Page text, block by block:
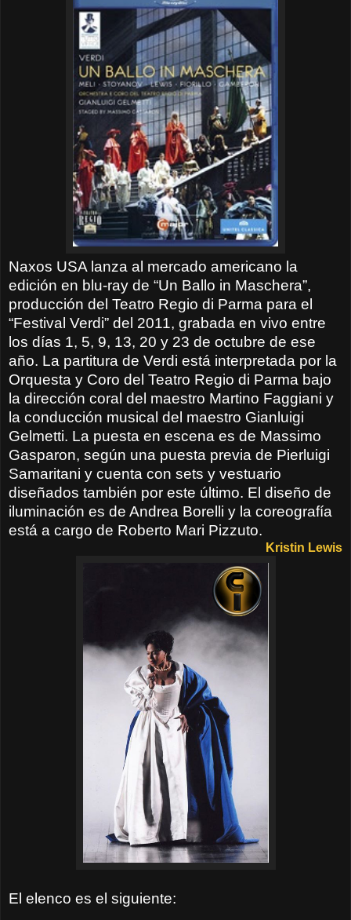
Naxos USA lanza al mercado americano la
edición en blu-ray de “Un Ballo in Maschera”,
producción del Teatro Regio di Parma para el
“Festival Verdi” del 2011, grabada en vivo entre
los días 1, 5, 9, 13, 20 y 23 de octubre de ese
año. La partitura de Verdi está interpretada por la
Orquesta y Coro del Teatro Regio di Parma bajo
la dirección coral del maestro Martino Faggiani y
la conducción musical del maestro Gianluigi
Gelmetti. La puesta en escena es de Massimo
Gasparon, según una puesta previa de Pierluigi
Samaritani y cuenta con sets y vestuario
diseñados también por este último. El diseño de
iluminación es de Andrea Borelli y la coreografía
está a cargo de Roberto Mari Pizzuto.
Kristin Lewis
El elenco es el siguiente: